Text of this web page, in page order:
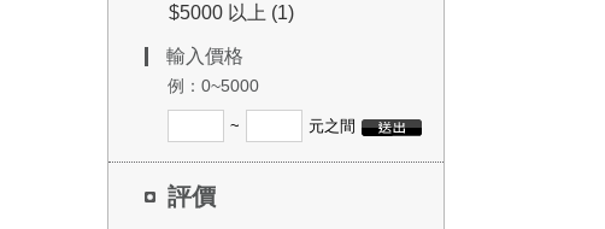
$5000 以上 (1)
輸入價格
例：0~5000
~ 元之間
評價